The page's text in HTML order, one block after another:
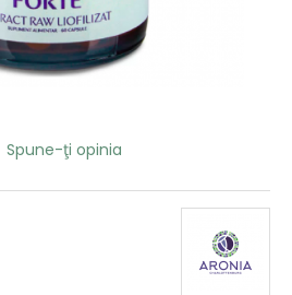
Spune-ţi opinia